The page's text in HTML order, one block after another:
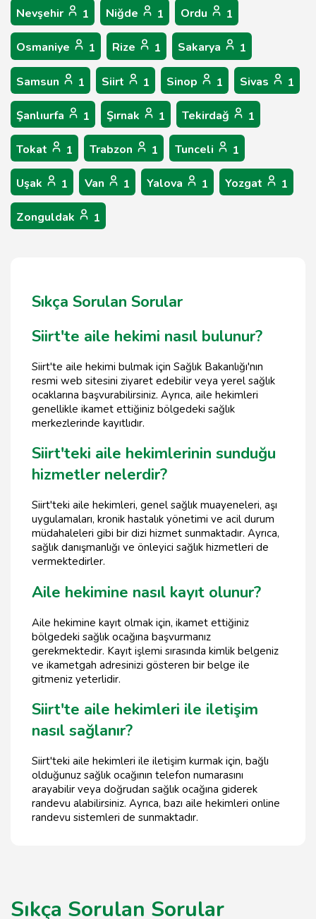
Nevşehir 1 Niğde 1 Ordu 1
Osmaniye 1 Rize 1 Sakarya 1
Samsun 1 Siirt 1 Sinop 1 Sivas 1
Şanlıurfa 1 Şırnak 1 Tekirdağ 1
Tokat 1 Trabzon 1 Tunceli 1
Uşak 1 Van 1 Yalova 1 Yozgat 1
Zonguldak 1
Sıkça Sorulan Sorular
Siirt'te aile hekimi nasıl bulunur?
Siirt'te aile hekimi bulmak için Sağlık Bakanlığı'nın
resmi web sitesini ziyaret edebilir veya yerel sağlık
ocaklarına başvurabilirsiniz. Ayrıca, aile hekimleri
genellikle ikamet ettiğiniz bölgedeki sağlık
merkezlerinde kayıtlıdır.
Siirt'teki aile hekimlerinin sunduğu
hizmetler nelerdir?
Siirt'teki aile hekimleri, genel sağlık muayeneleri, aşı
uygulamaları, kronik hastalık yönetimi ve acil durum
müdahaleleri gibi bir dizi hizmet sunmaktadır. Ayrıca,
sağlık danışmanlığı ve önleyici sağlık hizmetleri de
vermektedirler.
Aile hekimine nasıl kayıt olunur?
Aile hekimine kayıt olmak için, ikamet ettiğiniz
bölgedeki sağlık ocağına başvurmanız
gerekmektedir. Kayıt işlemi sırasında kimlik belgeniz
ve ikametgah adresinizi gösteren bir belge ile
gitmeniz yeterlidir.
Siirt'te aile hekimleri ile iletişim
nasıl sağlanır?
Siirt'teki aile hekimleri ile iletişim kurmak için, bağlı
olduğunuz sağlık ocağının telefon numarasını
arayabilir veya doğrudan sağlık ocağına giderek
randevu alabilirsiniz. Ayrıca, bazı aile hekimleri online
randevu sistemleri de sunmaktadır.
Sıkça Sorulan Sorular